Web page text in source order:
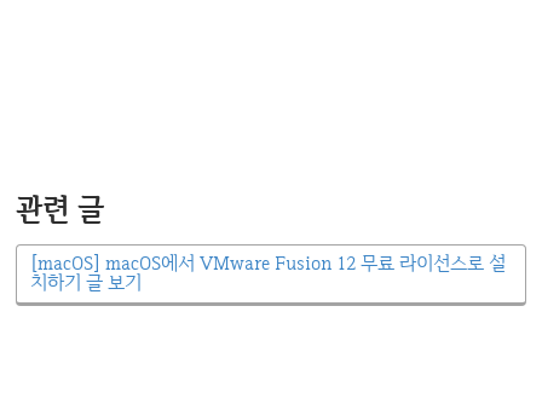
관련 글
[macOS] macOS에서 VMware Fusion 12 무료 라이선스로 설
치하기 글 보기